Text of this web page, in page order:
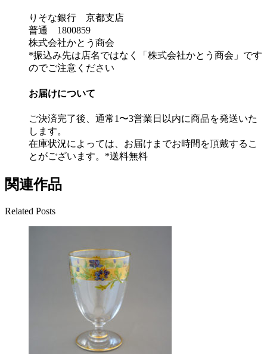
りそな銀行 京都支店
普通 1800859
株式会社かとう商会
*振込み先は店名ではなく「株式会社かとう商会」です
のでご注意ください
お届けについて
ご決済完了後、通常1〜3営業日以内に商品を発送いた
します。
在庫状況によっては、お届けまでお時間を頂戴するこ
とがございます。*送料無料
関連作品
Related Posts